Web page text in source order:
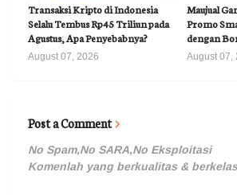
Transaksi Kripto di Indonesia
Selalu Tembus Rp45 Triliun pada
Agustus, Apa Penyebabnya?
August 07, 2026
Maujual
Promo
dengan
August 07,
Post a Comment
No Spam,No SARA,No Eksploitasi
Komenlah yang berkualitas & berkelas